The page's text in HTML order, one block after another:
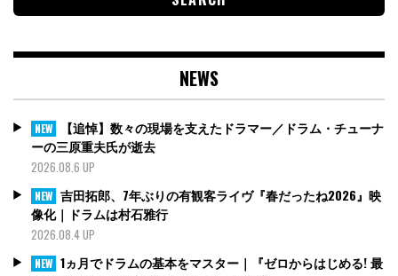
NEWS
NEW
【追悼】数々の現場を支えたドラマー／ドラム・チューナ
ーの三原重夫氏が逝去
2026.08.6 UP
NEW 吉田拓郎、7年ぶりの有観客ライヴ『春だったね2026』映
像化｜ドラムは村石雅行
2026.08.4 UP
NEW 1ヵ月でドラムの基本をマスター｜『ゼロからはじめる! 最